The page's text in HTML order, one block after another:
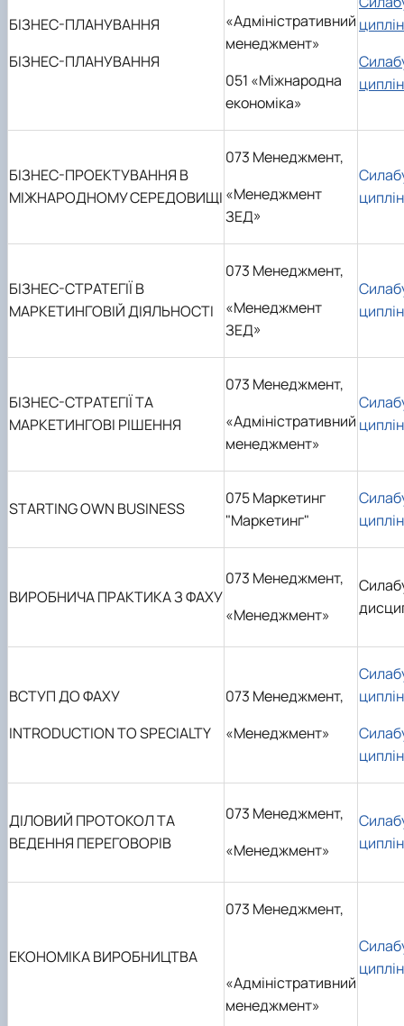
БІЗНЕС-ПЛАНУВАННЯ
БІЗНЕС-ПЛАНУВАННЯ
«Адміністративний
менеджмент»
051 «Міжнародна
економіка»
БІЗНЕС-ПРОЕКТУВАННЯ В
МІЖНАРОДНОМУ СЕРЕДОВИЩІ
073 Менеджмент,
«Менеджмент
ЗЕД»
БІЗНЕС-СТРАТЕГІЇ В
МАРКЕТИНГОВІЙ ДІЯЛЬНОСТІ
073 Менеджмент,
«Менеджмент
ЗЕД»
БІЗНЕС-СТРАТЕГІЇ ТА
МАРКЕТИНГОВІ РІШЕННЯ
073 Менеджмент,
«Адміністративний
менеджмент»
STARTING OWN BUSINESS
075 Маркетинг
"Маркетинг"
ВИРОБНИЧА ПРАКТИКА З ФАХУ
073 Менеджмент,
«Менеджмент»
ВСТУП ДО ФАХУ
INTRODUCTION TO SPECIALTY
073 Менеджмент,
«Менеджмент»
ДІЛОВИЙ ПРОТОКОЛ ТА
ВЕДЕННЯ ПЕРЕГОВОРІВ
073 Менеджмент,
«Менеджмент»
ЕКОНОМІКА ВИРОБНИЦТВА
073 Менеджмент,
«Адміністративний
менеджмент»